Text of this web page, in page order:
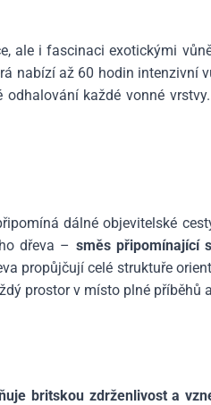
ale i fascinaci exotickými
nabízí až 60 hodin intenzivní
odhalování každé vonné
dálné objevitelské
dřeva – směs připomínající
propůjčují celé struktuře
prostor v místo plné příběhů
britskou zdrženlivost a